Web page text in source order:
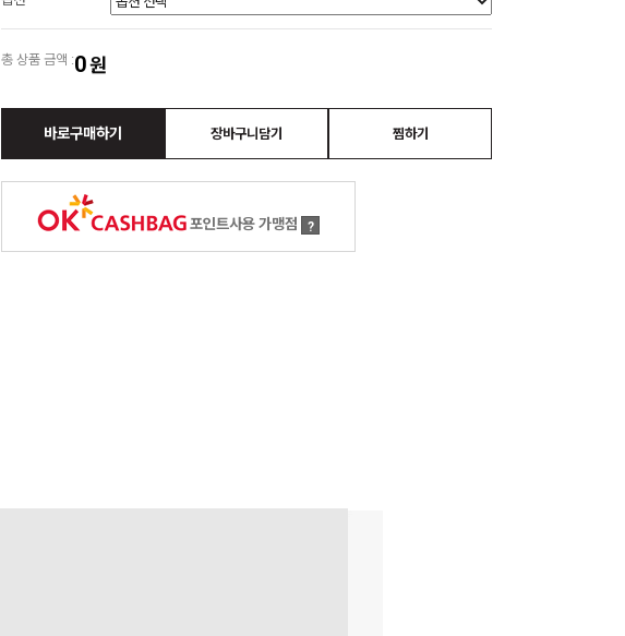
총 상품 금액 :0원
바로구매하기 장바구니담기 찜하기
포인트사용 가맹점 ?